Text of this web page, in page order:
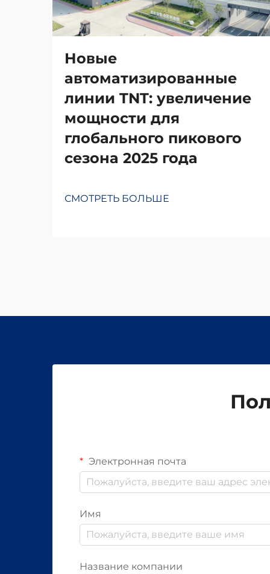
Новые
автоматизированные
линии TNT: увеличение
мощности для
глобального пикового
сезона 2025 года
СМОТРЕТЬ БОЛЬШЕ
Электронная почта
Имя
Название компании